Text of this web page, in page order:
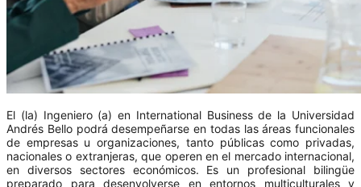
El (la) Ingeniero (a) en International Business de la Universidad
Andrés Bello podrá desempeñarse en todas las áreas funcionales
de empresas u organizaciones, tanto públicas como privadas,
nacionales o extranjeras, que operen en el mercado internacional,
en diversos sectores económicos. Es un profesional bilingüe
preparado para desenvolverse en entornos multiculturales y